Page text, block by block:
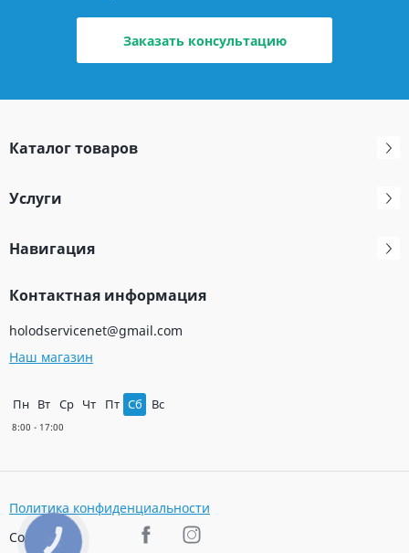
Заказать консультацию
Каталог товаров
Услуги
Навигация
Контактная информация
holodservicenet@gmail.com
Наш магазин
Пн Вт Ср Чт Пт Сб Вс
Политика конфиденциальности
Соц. сети
КНОПКА
ЗВ'ЯЗКУ